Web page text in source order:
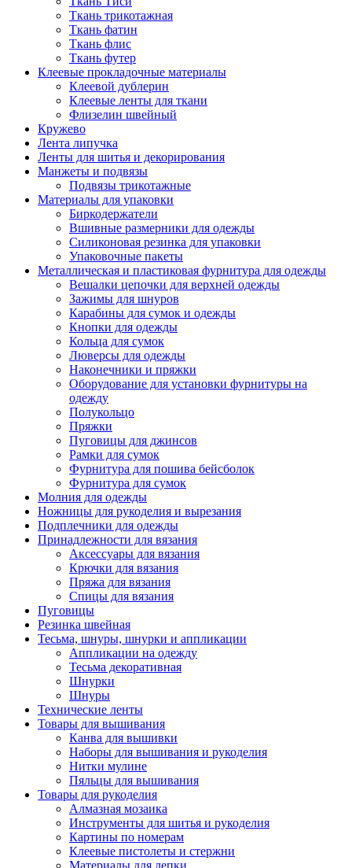
Ткань трикотажная
Ткань фатин
Ткань флис
Ткань футер
Клеевые прокладочные материалы
Клеевой дублерин
Клеевые ленты для ткани
Флизелин швейный
Кружево
Лента липучка
Ленты для шитья и декорирования
Манжеты и подвязы
Подвязы трикотажные
Материалы для упаковки
Биркодержатели
Вшивные размерники для одежды
Силиконовая резинка для упаковки
Упаковочные пакеты
Металлическая и пластиковая фурнитура для одежды
Вешалки цепочки для верхней одежды
Зажимы для шнуров
Карабины для сумок и одежды
Кнопки для одежды
Кольца для сумок
Люверсы для одежды
Наконечники и пряжки
Оборудование для установки фурнитуры на
одежду
Полукольцо
Пряжки
Пуговицы для джинсов
Рамки для сумок
Фурнитура для пошива бейсболок
Фурнитура для сумок
Молния для одежды
Ножницы для рукоделия и вырезания
Подплечники для одежды
Принадлежности для вязания
Аксессуары для вязания
Крючки для вязания
Пряжа для вязания
Спицы для вязания
Пуговицы
Резинка швейная
Тесьма, шнуры, шнурки и аппликации
Аппликации на одежду
Тесьма декоративная
Шнурки
Шнуры
Технические ленты
Товары для вышивания
Канва для вышивки
Наборы для вышивания и рукоделия
Нитки мулине
Пяльцы для вышивания
Товары для рукоделия
Алмазная мозаика
Инструменты для шитья и рукоделия
Картины по номерам
Клеевые пистолеты и стержни
Материалы для лепки